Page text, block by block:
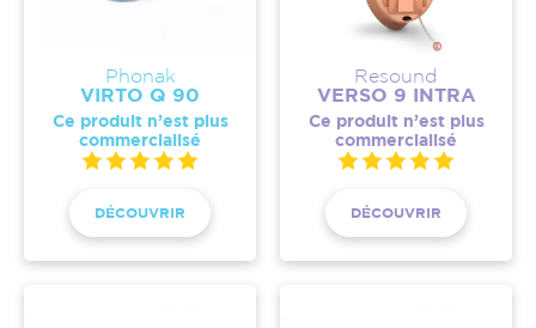
Phonak
VIRTO Q 90
Ce produit n’est plus
commercialisé
DÉCOUVRIR
Resound
VERSO 9 INTRA
Ce produit n’est plus
commercialisé
DÉCOUVRIR